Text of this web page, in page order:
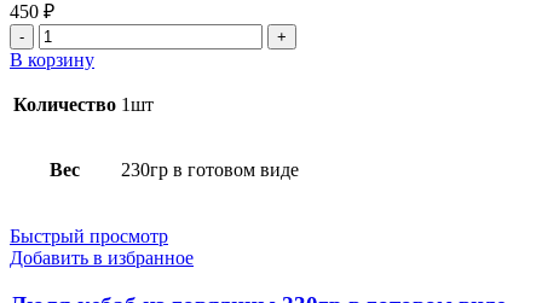
450 ₽
Количество
товара
Люля-
кебаб
230гр
виде
В корзину
Количество 1шт
Вес 230гр в готовом виде
Быстрый просмотр
Добавить в избранное